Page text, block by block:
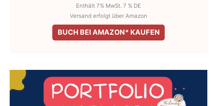
Enthält 7% MwSt. 7 % DE
Versand erfolgt über Amazon
BUCH BEI AMAZON* KAUFEN